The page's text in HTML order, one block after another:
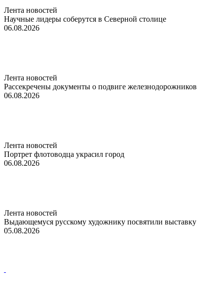
Лента новостей
Научные лидеры соберутся в Северной столице
06.08.2026
Лента новостей
Рассекречены документы о подвиге железнодорожников
06.08.2026
Лента новостей
Портрет флотоводца украсил город
06.08.2026
Лента новостей
Выдающемуся русскому художнику посвятили выставку
05.08.2026